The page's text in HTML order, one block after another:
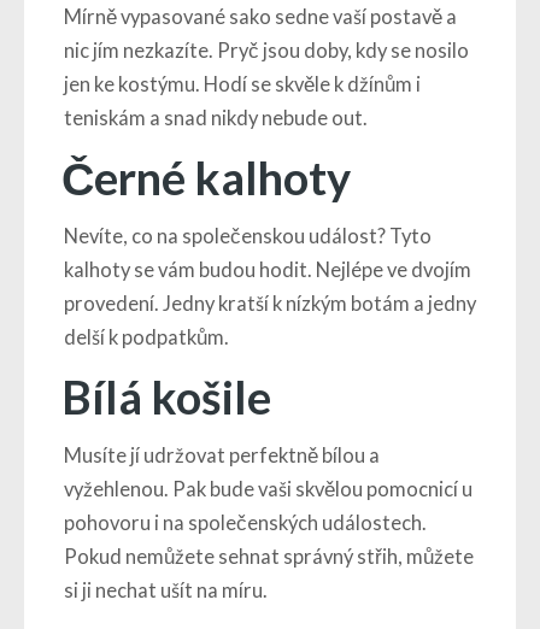
Mírně vypasované sako sedne vaší postavě a
nic jím nezkazíte. Pryč jsou doby, kdy se nosilo
jen ke kostýmu. Hodí se skvěle k džínům i
teniskám a snad nikdy nebude out.
Černé kalhoty
Nevíte, co na společenskou událost? Tyto
kalhoty se vám budou hodit. Nejlépe ve dvojím
provedení. Jedny kratší k nízkým botám a jedny
delší k podpatkům.
Bílá košile
Musíte jí udržovat perfektně bílou a
vyžehlenou. Pak bude vaši skvělou pomocnicí u
pohovoru i na společenských událostech.
Pokud nemůžete sehnat správný střih, můžete
si ji nechat ušít na míru.